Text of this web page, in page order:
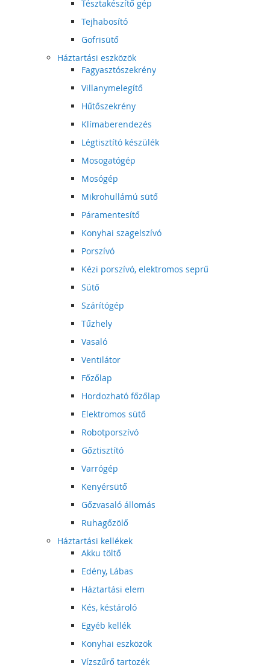
Tésztakészítő gép
Tejhabosító
Gofrisütő
Háztartási eszközök
Fagyasztószekrény
Villanymelegítő
Hűtőszekrény
Klímaberendezés
Légtisztító készülék
Mosogatógép
Mosógép
Mikrohullámú sütő
Páramentesítő
Konyhai szagelszívó
Porszívó
Kézi porszívó, elektromos seprű
Sütő
Szárítógép
Tűzhely
Vasaló
Ventilátor
Főzőlap
Hordozható főzőlap
Elektromos sütő
Robotporszívó
Gőztisztító
Varrógép
Kenyérsütő
Gőzvasaló állomás
Ruhagőzölő
Háztartási kellékek
Akku töltő
Edény, Lábas
Háztartási elem
Kés, késtároló
Egyéb kellék
Konyhai eszközök
Vízszűrő tartozék